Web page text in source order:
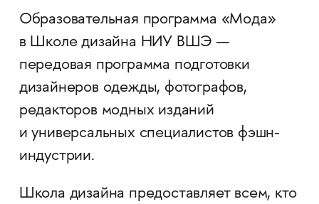
Образовательная программа «Мода»
в Школе дизайна НИУ ВШЭ —
передовая программа подготовки
дизайнеров одежды, фотографов,
редакторов модных изданий
и универсальных специалистов фэшн-
индустрии.
Школа дизайна предоставляет всем, кто